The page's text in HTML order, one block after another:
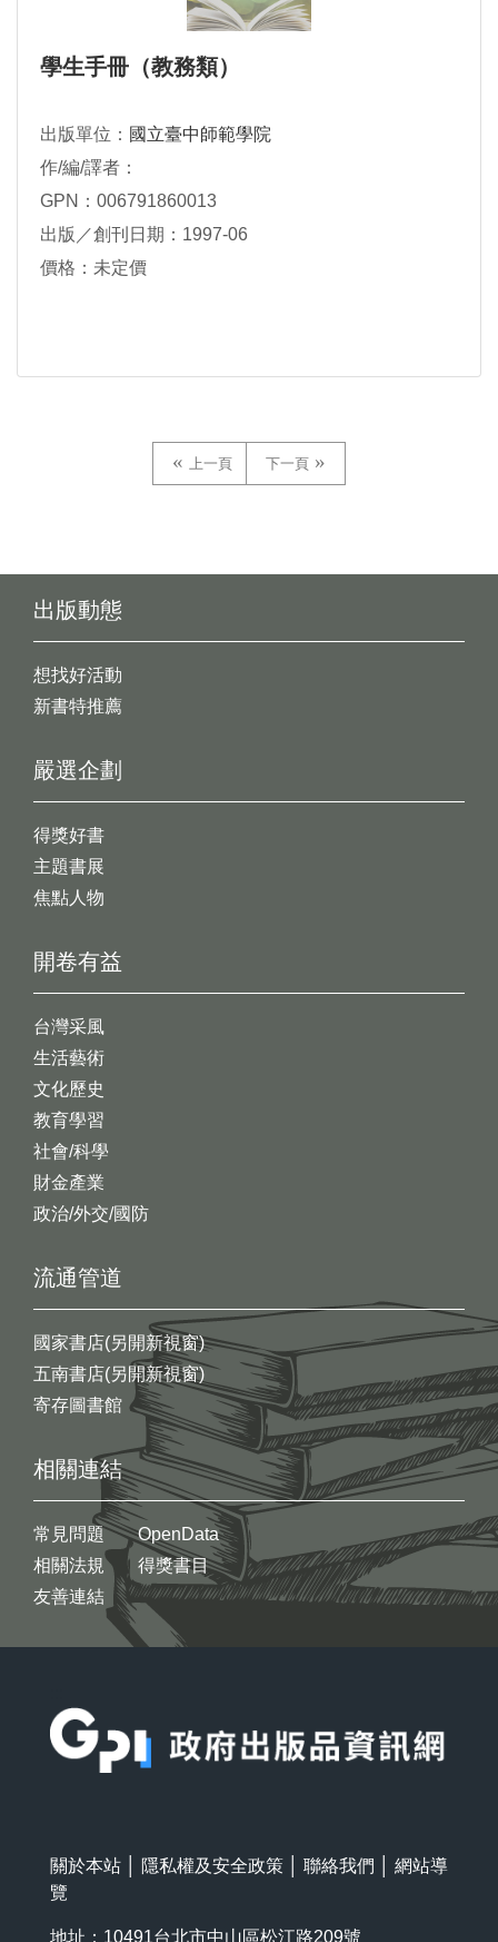
學生手冊（教務類）
出版單位： 國立臺中師範學院
作/編/譯者：
GPN：006791860013
出版／創刊日期：1997-06
價格：未定價
上一頁 下一頁
出版動態
想找好活動
新書特推薦
開卷有益
台灣采風
生活藝術
文化歷史
教育學習
社會/科學
財金產業
政治/外交/國防
嚴選企劃
得獎好書
主題書展
焦點人物
流通管道
國家書店(另開新視窗)
五南書店(另開新視窗)
寄存圖書館
相關連結
常見問題
相關法規
友善連結
OpenData
得獎書目
關於本站 隱私權及安全政策 聯絡我們
網站導
覽
地址：10491台北市中山區松江路209號